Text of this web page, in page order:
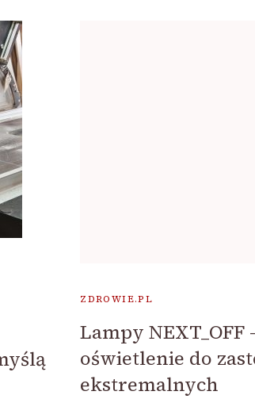
ZDROWIE.PL
Lampy
oświetlenie do
ekstremalnych